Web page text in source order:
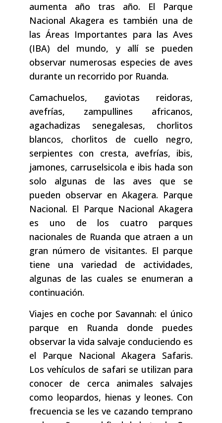
aumenta año tras año. El Parque
Nacional Akagera es también una de
las Áreas Importantes para las Aves
(IBA) del mundo, y allí se pueden
observar numerosas especies de aves
durante un recorrido por Ruanda.
Camachuelos, gaviotas reidoras,
avefrías, zampullines africanos,
agachadizas senegalesas, chorlitos
blancos, chorlitos de cuello negro,
serpientes con cresta, avefrías, ibis,
jamones, carruselsicola e ibis hada son
solo algunas de las aves que se
pueden observar en Akagera. Parque
Nacional. El Parque Nacional Akagera
es uno de los cuatro parques
nacionales de Ruanda que atraen a un
gran número de visitantes. El parque
tiene una variedad de actividades,
algunas de las cuales se enumeran a
continuación.
Viajes en coche por Savannah: el único
parque en Ruanda donde puedes
observar la vida salvaje conduciendo es
el Parque Nacional Akagera Safaris.
Los vehículos de safari se utilizan para
conocer de cerca animales salvajes
como leopardos, hienas y leones. Con
frecuencia se les ve cazando temprano